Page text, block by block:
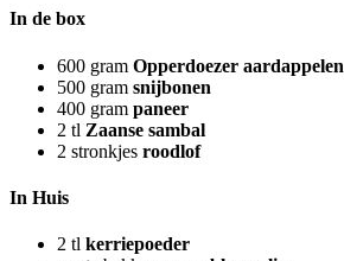
In de box
600 gram Opperdoezer aardappelen
500 gram snijbonen
400 gram paneer
2 tl Zaanse sambal
2 stronkjes roodlof
In Huis
2 tl kerriepoeder